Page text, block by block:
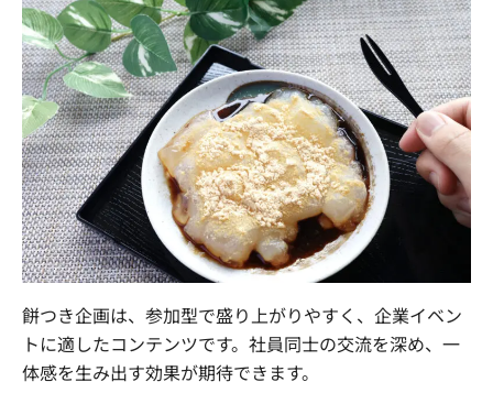
餅つき企画は、参加型で盛り上がりやすく、企業イベン
トに適したコンテンツです。社員同士の交流を深め、一
体感を生み出す効果が期待できます。